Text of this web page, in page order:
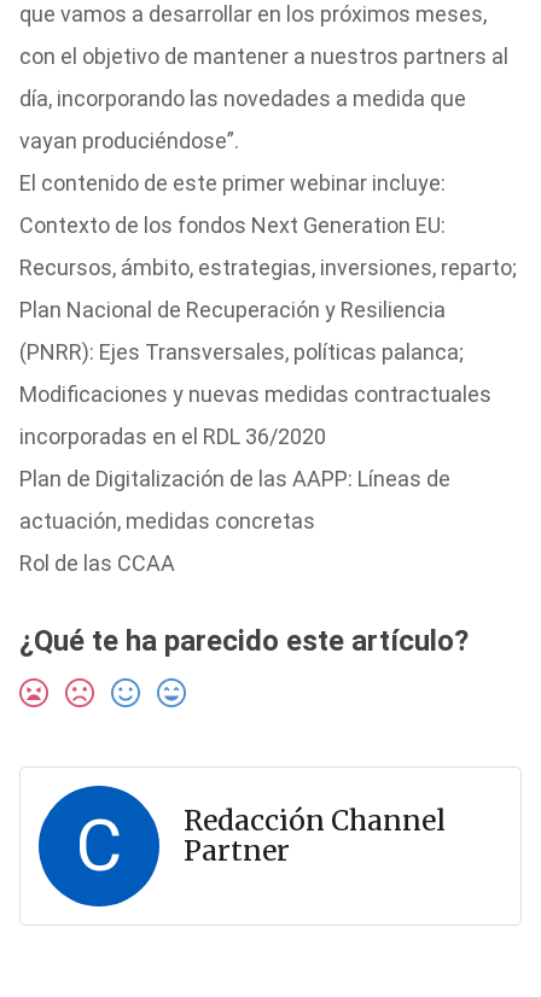
que vamos a desarrollar en los próximos meses,
con el objetivo de mantener a nuestros partners al
día, incorporando las novedades a medida que
vayan produciéndose”.
El contenido de este primer webinar incluye:
Contexto de los fondos Next Generation EU:
Recursos, ámbito, estrategias, inversiones, reparto;
Plan Nacional de Recuperación y Resiliencia
(PNRR): Ejes Transversales, políticas palanca;
Modificaciones y nuevas medidas contractuales
incorporadas en el RDL 36/2020
Plan de Digitalización de las AAPP: Líneas de
actuación, medidas concretas
Rol de las CCAA
¿Qué te ha parecido este artículo?
C
Redacción Channel
Partner